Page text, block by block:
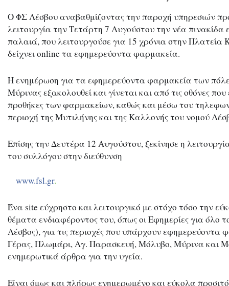
Ο ΦΣ Λέσβου αναβαθμίζοντας την παροχή υπηρεσιών
λειτουργία την Τετάρτη 7 Αυγούστου την νέα
παλαιά, που λειτουργούσε για 15 χρόνια στην
δείχνει online τα εφημερεύοντα φαρμακεία.
Η ενημέρωση για τα εφημερεύοντα φαρμακεία των
Μύρινας εξακολουθεί και γίνεται και από τις οθόνες που
προθήκες των φαρμακείων, καθώς και μέσω του
περιοχή της Μυτιλήνης και της Καλλονής του νομού
Επίσης την Δευτέρα 12 Αυγούστου, ξεκίνησε η
του συλλόγου στην διεύθυνση
www.fsl.gr.
Ένα site εύχρηστο και λειτουργικό με στόχο τόσο την
θέματα ενδιαφέροντος του, όπως οι Εφημερίες για όλο
Λέσβος), για τις περιοχές που υπάρχουν
Γέρας, Πλωμάρι, Αγ. Παρασκευή, Μόλυβο, Μύρινα και
ενημερωτικά άρθρα για την υγεία.
Είναι όμως και πλήρως ενημερωμένο και εύκολα